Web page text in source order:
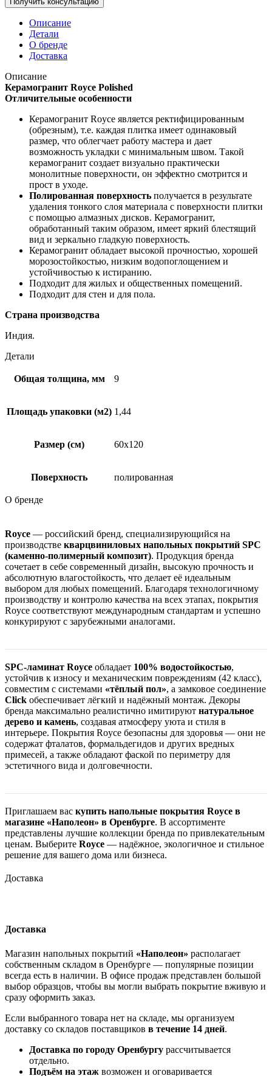
Описание
Детали
О бренде
Доставка
Описание
Керамогранит Royce Polished
Отличительные особенности
Керамогранит Royce является ректифицированным
(обрезным), т.е. каждая плитка имеет одинаковый
размер, что облегчает работу мастера и дает
возможность укладки с минимальным швом. Такой
керамогранит создает визуально практически
монолитные поверхности, он эффектно смотрится и
прост в уходе.
Полированная поверхность получается в результате
удаления тонкого слоя материала с поверхности плитки
с помощью алмазных дисков. Керамогранит,
обработанный таким образом, имеет яркий блестящий
вид и зеркально гладкую поверхность.
Керамогранит обладает высокой прочностью, хорошей
морозостойкостью, низким водопоглощением и
устойчивостью к истиранию.
Подходит для жилых и общественных помещений.
Подходит для стен и для пола.
Страна производства
Индия.
Детали
Общая толщина, мм 9
Площадь упаковки (м2) 1,44
Размер (см) 60х120
Поверхность полированная
О бренде
Royce — российский бренд, специализирующийся на
производстве кварцвиниловых напольных покрытий SPC
(каменно-полимерный композит). Продукция бренда
сочетает в себе современный дизайн, высокую прочность и
абсолютную влагостойкость, что делает её идеальным
выбором для любых помещений. Благодаря технологичному
производству и контролю качества на всех этапах, покрытия
Royce соответствуют международным стандартам и успешно
конкурируют с зарубежными аналогами.
SPC-ламинат Royce обладает 100% водостойкостью,
устойчив к износу и механическим повреждениям (42 класс),
совместим с системами «тёплый пол», а замковое соединение
Click обеспечивает лёгкий и надёжный монтаж. Декоры
бренда максимально реалистично имитируют натуральное
дерево и камень, создавая атмосферу уюта и стиля в
интерьере. Покрытия Royce безопасны для здоровья — они не
содержат фталатов, формальдегидов и других вредных
примесей, а также обладают фаской по периметру для
эстетичного вида и долговечности.
Приглашаем вас купить напольные покрытия Royce в
магазине «Наполеон» в Оренбурге. В ассортименте
представлены лучшие коллекции бренда по привлекательным
ценам. Выберите Royce — надёжное, экологичное и стильное
решение для вашего дома или бизнеса.
Доставка
Доставка
Магазин напольных покрытий «Наполеон» располагает
собственным складом в Оренбурге — популярные позиции
всегда есть в наличии. В офисе продаж представлен большой
выбор образцов, чтобы вы могли выбрать покрытие вживую и
сразу оформить заказ.
Если выбранного товара нет на складе, мы организуем
доставку со складов поставщиков в течение 14 дней.
Доставка по городу Оренбургу рассчитывается
отдельно.
Подъём на этаж возможен и оговаривается